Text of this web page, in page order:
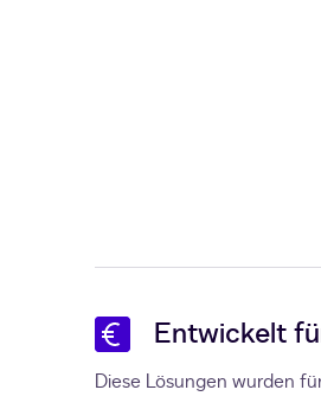
Entwickelt
Diese Lösungen wurden